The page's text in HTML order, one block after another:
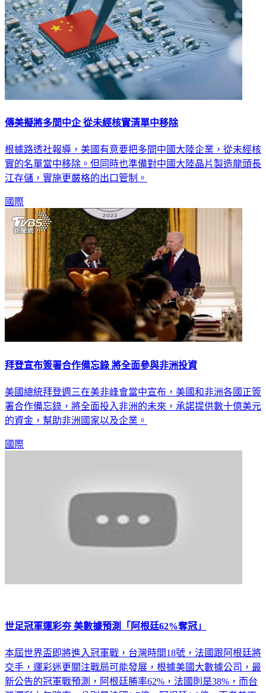
傳美擬將多間中企 從未經核實清單中移除
根據路透社報導，美國有意要把多間中國大陸企業，從未經核
實的名單當中移除。但同時也準備對中國大陸晶片製造龍頭長
江存儲，實施更嚴格的出口管制。
國際
拜登宣布簽署合作備忘錄 將全面參與非洲投資
美國總統拜登週三在美非峰會當中宣布，美國和非洲各國正簽
署合作備忘錄，將全面投入非洲的未來，承諾提供數十億美元
的資金，幫助非洲國家以及企業。
國際
世足冠軍運彩夯 美數據預測「阿根廷62%奪冠」
本屆世界盃即將進入冠軍戰，台灣時間18號，法國跟阿根廷將
交手，運彩迷更關注戰局可能發展，根據美國大數據公司，最
新公告的冠軍戰預測，阿根廷勝率62%，法國則是38%，而台